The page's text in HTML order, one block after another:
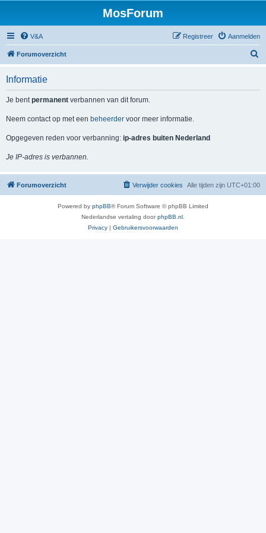
MosForum
V&A Aanmelden
Registreer
Forumoverzicht
Informatie
Je bentpermanent verbannen van dit forum.
Neem contact op met een beheerder voor meer informatie.
Opgegeven reden voor verbanning: ip-adres buiten Nederland
Je IP-adres is verbannen.
Forumoverzicht Alle tijden zijn UTC+01:00
Verwijder cookies
Powered by phpBB® Forum Software © phpBB Limited
Nederlandse vertaling doorphpBB.nl
Privacy | Gebruikersvoorwaarden